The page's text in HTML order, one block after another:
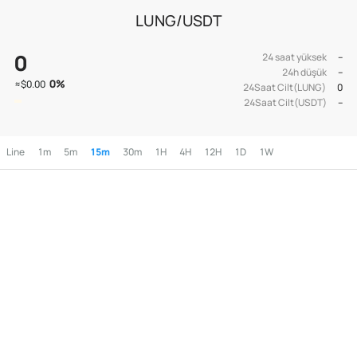
LUNG/USDT
0
≈$0.00 0%
24 saat yüksek
--
24h düşük
--
24Saat Cilt(LUNG)
0
24Saat Cilt(USDT)
--
Line 1m 5m 15m 30m 1H 4H 12H 1D 1W